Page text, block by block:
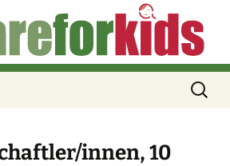
Kids (de)
Versorgung von Kindern
Search
for:
innen, 10